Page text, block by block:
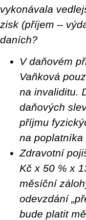
vykonávala
zisk (příjem –
daních?
V daňovém
Vaňková
na invaliditu.
daňových
příjmu
na poplatníka
Zdravotní
Kč x 50 % x
měsíční
odevzdání
bude platit